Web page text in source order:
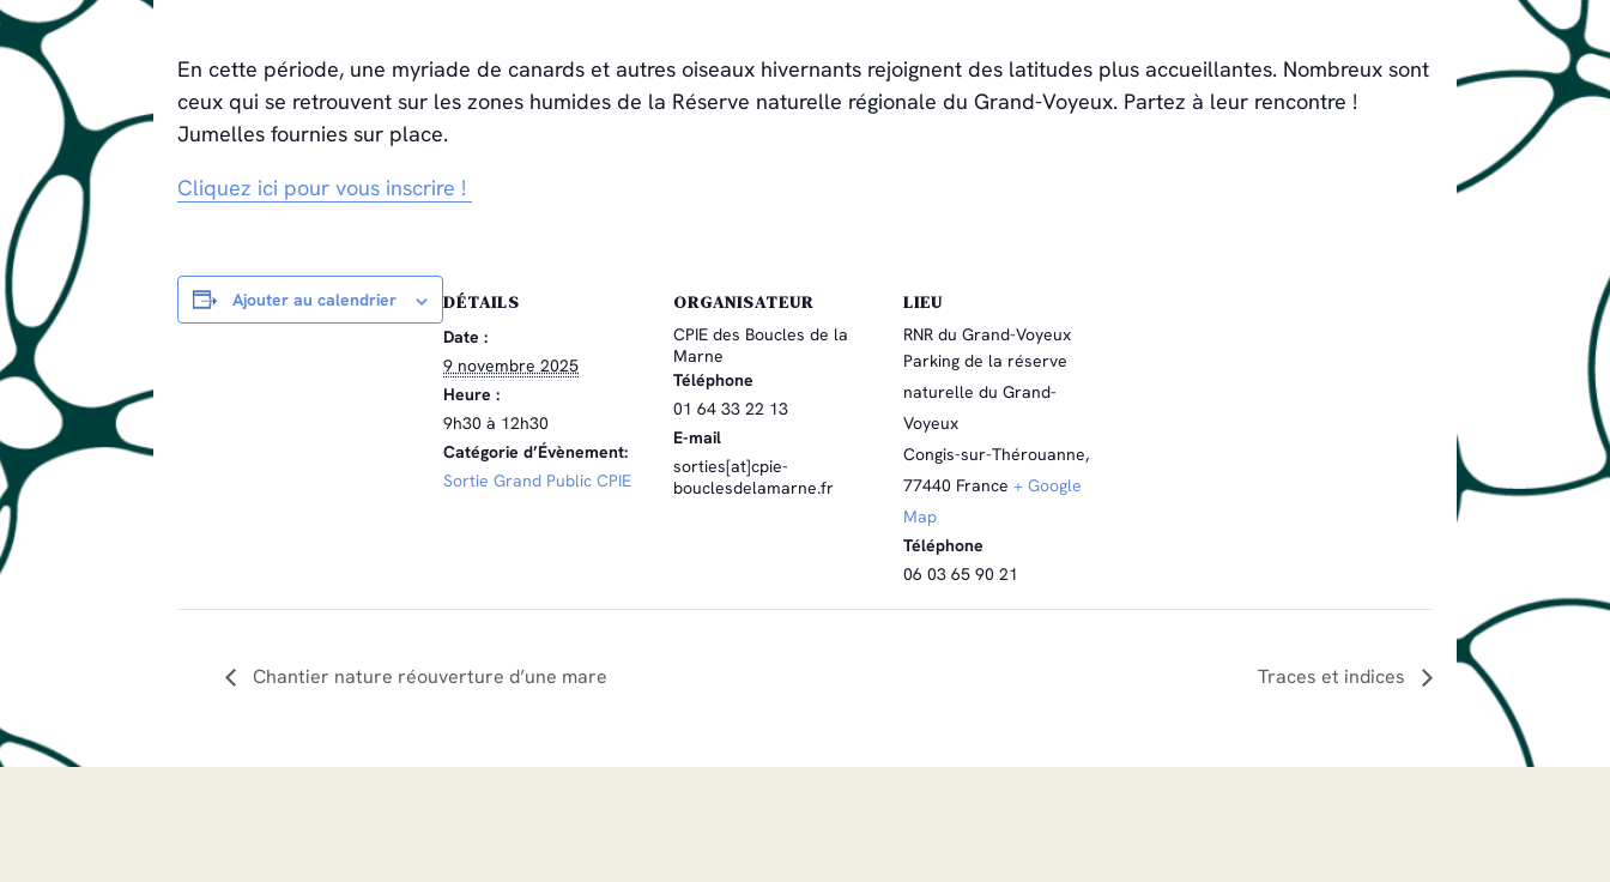
En cette période, une myriade de canards et autres oiseaux hivernants rejoignent des latitudes plus accueillantes. Nombreux sont
ceux qui se retrouvent sur les zones humides de la Réserve naturelle régionale du Grand-Voyeux. Partez à leur rencontre !
Jumelles fournies sur place.
Cliquez ici pour vous inscrire !
Ajouter au calendrier DÉTAILS
Date :
9 novembre 2025
Heure :
9h30 à 12h30
Catégorie d’Évènement:
Sortie Grand Public CPIE
ORGANISATEUR
CPIE des Boucles de la
Marne
Téléphone
01 64 33 22 13
E-mail
sorties[at]cpie-
bouclesdelamarne.fr
LIEU
RNR du Grand-Voyeux
Parking de la réserve
naturelle du Grand-
Voyeux
Congis-sur-Thérouanne,
77440 France + Google
Map
Téléphone
06 03 65 90 21
Chantier nature réouverture d’une mare Traces et indices